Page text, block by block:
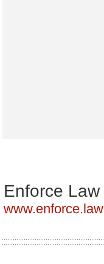
Enforce
www.enforce.law